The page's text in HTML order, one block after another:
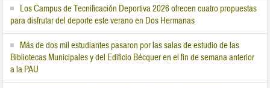
Los Campus de Tecnificación Deportiva 2026 ofrecen cuatro propuestas
para disfrutar del deporte este verano en Dos Hermanas
Más de dos mil estudiantes pasaron por las salas de estudio de las
Bibliotecas Municipales y del Edificio Bécquer en el fin de semana anterior
a la PAU